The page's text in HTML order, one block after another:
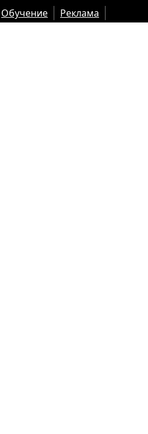
Обучение Реклама